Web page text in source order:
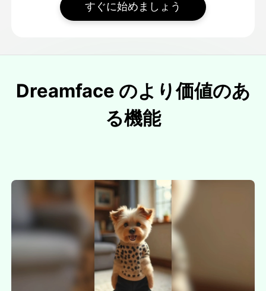
すぐに始めましょう
Dreamface のより価値のあ
る機能